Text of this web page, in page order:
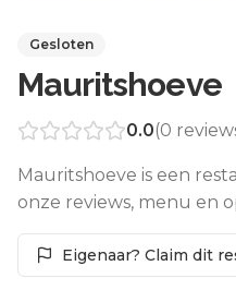
Gesloten
Mauritshoeve
0.0(0
Mauritshoeve is een
onze reviews, menu en
Eigenaar? Claim dit